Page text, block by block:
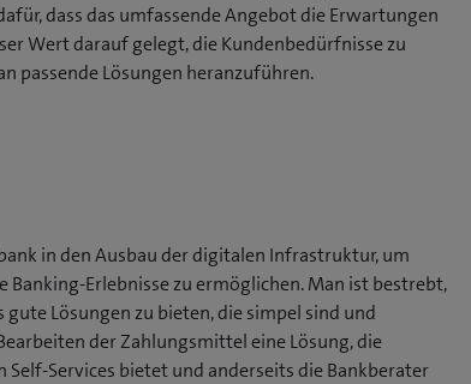
dass das umfassende Angebot die Erwartungen
Wert darauf gelegt, die Kundenbedürfnisse zu
passende Lösungen heranzuführen.
in den Ausbau der digitalen Infrastruktur, um
Erlebnisse zu ermöglichen. Man ist bestrebt,
Lösungen zu bieten, die simpel sind und
der Zahlungsmittel eine Lösung, die
Services bietet und anderseits die Bankberater